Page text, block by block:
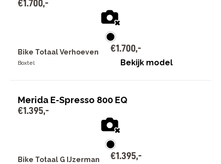
€1 .700,-
Bike Totaal Verhoeven
Boxtel
€1 .700,-
Bekijk model
Merida E-Spresso 800 EQ
€1 .395,-
Bike Totaal G IJzerman €1 .395,-